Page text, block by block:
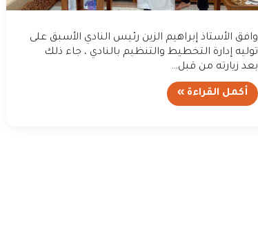
وافق الأستاذ إبراهيم الزين رئيس النادي الأسبق على
توليه إدارة التخطيط والتنظيم بالنادي ، جاء ذلك
بعد زيارته من قبل…
أكمل القراءة »